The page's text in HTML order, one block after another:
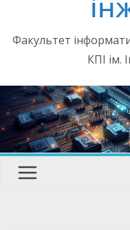
Факультет
КПІ ім.